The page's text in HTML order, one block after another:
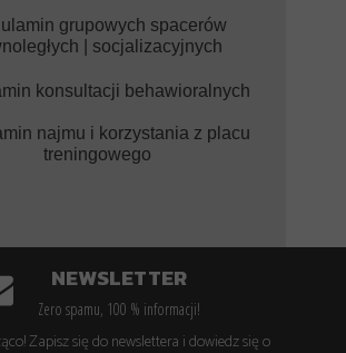
grupowych spacerów
| socjalizacyjnych
konsultacji behawioralnych
najmu i korzystania z placu
treningowego
NEWSLETTER
Zero spamu, 100 % informacji!
Zapisz się do newslettera i dowiedz się o